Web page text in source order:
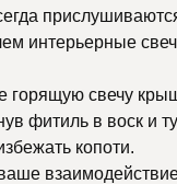
интерьерные
свечу
фитиль в воск и
копоти.